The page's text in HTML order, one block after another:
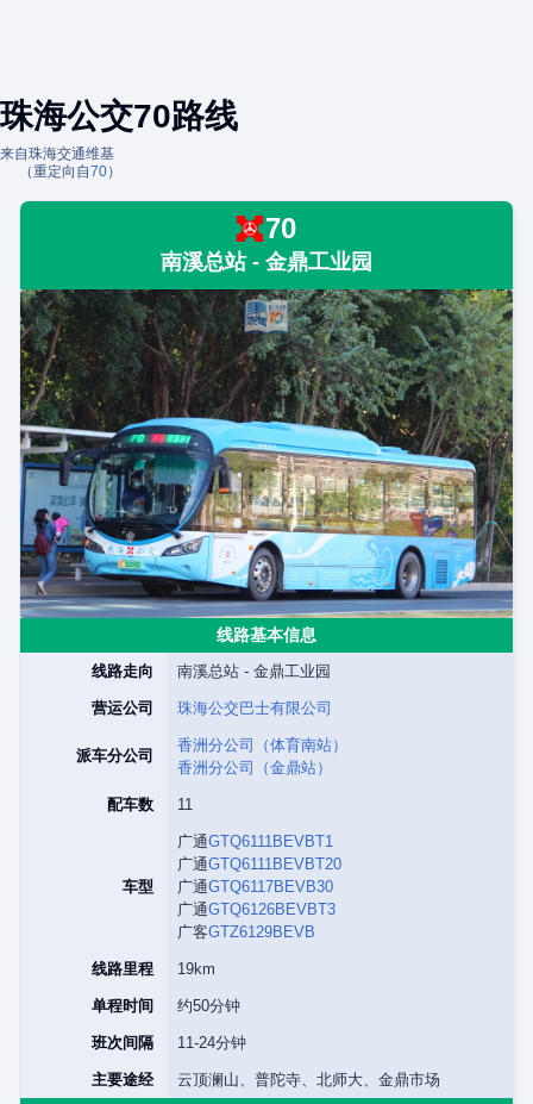
珠海公交70路线
来自珠海交通维基
（重定向自70）
70
南溪总站 - 金鼎工业园
线路基本信息
线路走向 南溪总站 - 金鼎工业园
营运公司 珠海公交巴士有限公司
派车分公司
香洲分公司（体育南站）
香洲分公司（金鼎站）
配车数 11
车型
广通GTQ6111BEVBT1
广通GTQ6111BEVBT20
广通GTQ6117BEVB30
广通GTQ6126BEVBT3
广客GTZ6129BEVB
线路里程 19km
单程时间 约50分钟
班次间隔 11-24分钟
主要途经 云顶澜山、普陀寺、北师大、金鼎市场